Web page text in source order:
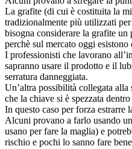
La grafite (di cui è costituita la
tradizionalmente più utilizzati
bisogna considerare la grafite
perchè sul mercato oggi
I professionisti che lavorano
sapranno usare il prodotto e il
serratura danneggiata.
Un’altra possibilità collegata alla
che la chiave si è spezzata
In questo caso per forza estrarre
Alcuni provano a farlo usando
usano per fare la maglia) e
rischio e pochi lo sanno fare